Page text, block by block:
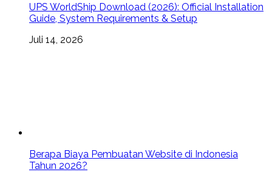
UPS WorldShip Download (2026): Official Installation
Guide, System Requirements & Setup
Juli 14, 2026
Berapa Biaya Pembuatan Website di Indonesia
Tahun 2026?